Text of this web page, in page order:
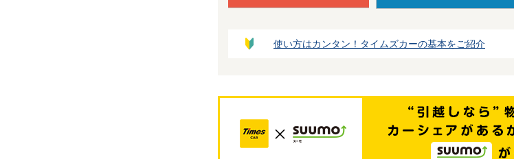
使い方はカンタン！タイムズカーの基本をご紹介